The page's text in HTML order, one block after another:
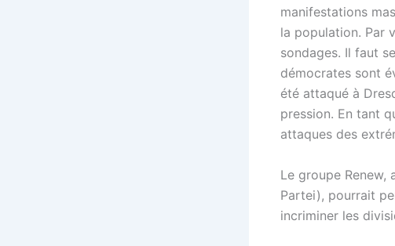
manifestations
la population. Par
sondages. Il faut
démocrates sont
été attaqué à
pression. En tant
attaques des
Le groupe
Partei), pourrait
incriminer les